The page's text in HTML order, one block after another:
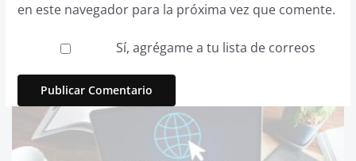
en este navegador para la próxima vez que comente.
Sí, agrégame a tu lista de correos